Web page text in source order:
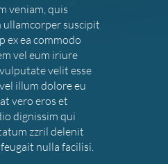
veniam, quis
suscipit
ex ea commodo
vel eum iriure
velit esse
illum dolore eu
vero eros et
dignissim qui
zzril delenit
nulla facilisi.